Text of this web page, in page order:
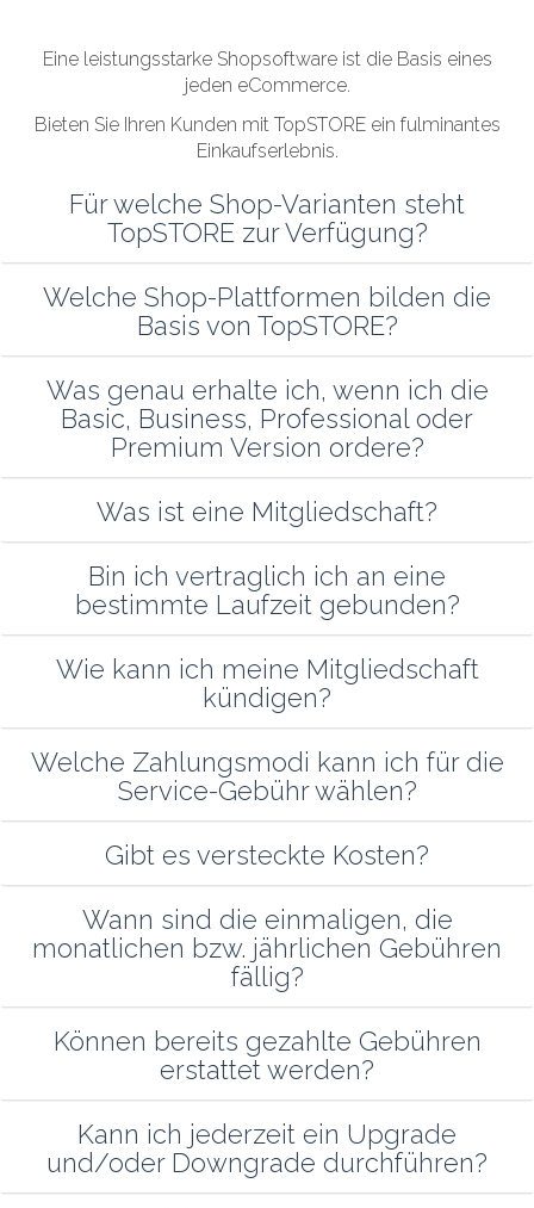
Eine leistungsstarke Shopsoftware ist die Basis eines
jeden eCommerce.
Bieten Sie Ihren Kunden mit TopSTORE ein fulminantes
Einkaufserlebnis.
Für welche Shop-Varianten steht
TopSTORE zur Verfügung?
Welche Shop-Plattformen bilden die
Basis von TopSTORE?
Was genau erhalte ich, wenn ich die
Basic, Business, Professional oder
Premium Version ordere?
Was ist eine Mitgliedschaft?
Bin ich vertraglich ich an eine
bestimmte Laufzeit gebunden?
Wie kann ich meine Mitgliedschaft
kündigen?
Welche Zahlungsmodi kann ich für die
Service-Gebühr wählen?
Gibt es versteckte Kosten?
Wann sind die einmaligen, die
monatlichen bzw. jährlichen Gebühren
fällig?
Können bereits gezahlte Gebühren
erstattet werden?
Kann ich jederzeit ein Upgrade
und/oder Downgrade durchführen?